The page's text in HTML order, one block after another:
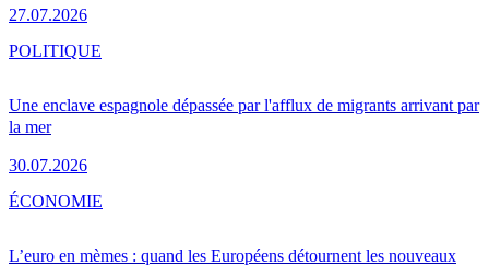
27.07.2026
Une enclave espagnole dépassée par l'afflux de migrants arrivant par
la mer
30.07.2026
POLITIQUE
L’euro en mèmes : quand les Européens détournent les nouveaux
ÉCONOMIE